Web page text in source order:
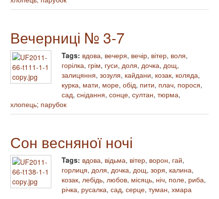
Вечерниці № 3-7
Tags: вдова, вечеря, вечір, вітер, воля,
горілка, грім, гуси, доля, дочка, дощ,
залицяння, зозуля, кайдани, козак, коляда,
курка, мати, море, обід, пити, плач, порося,
сад, снідання, сонце, султан, тюрма,
хлопець; парубок
Сон весняної ночі
Tags: вдова, відьма, вітер, ворон, гай,
горлиця, доля, дочка, дощ, зоря, калина,
козак, лебідь, любов, місяць, ніч, поле, риба,
річка, русалка, сад, серце, туман, хмара